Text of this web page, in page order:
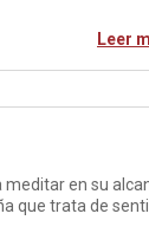
Leer
meditar en su
que trata de